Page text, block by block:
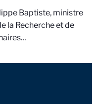
Baptiste, ministre
la Recherche et de